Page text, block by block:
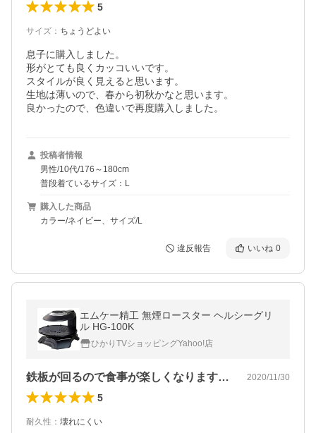
5
サイズ ： ちょうどよい
息子に購入しました。
形がとても良くカッコいいです。
スタイルが良く見えると思います。
生地は薄いので、春から初秋かなと思います。
良かったので、色違いで再度購入しました。
投稿者情報
男性/10代/176～180cm
普段着ているサイズ：L
購入した商品
カラー/ネイビー、サイズ/L
違反報告 いいね 0
エムケー精工 無煙ロースター ヘルシーグリ
ル HG-100K
ひかりTVショッピングYahoo!店
鉄板が回るので食事が楽しくなります！！！ 2020/11/30
5
耐久性 ： 壊れにくい